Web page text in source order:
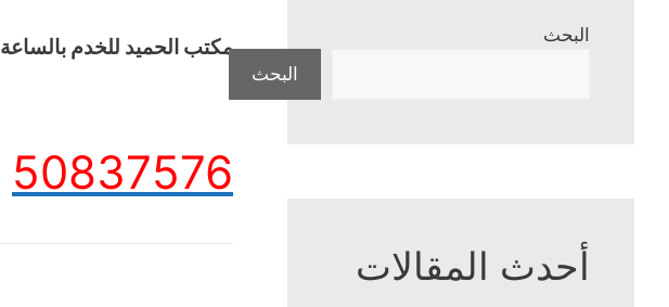
مكتب الحميد للخدم بالساعة
50837576
البحث
البحث
أحدث المقالات